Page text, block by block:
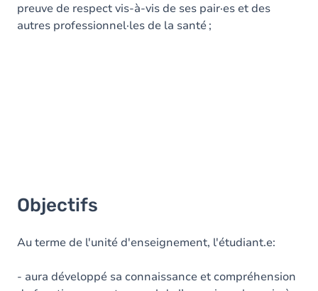
preuve de respect vis-à-vis de ses pair·es et des
autres professionnel·les de la santé ;
Objectifs
Au terme de l'unité d'enseignement, l'étudiant.e:
- aura développé sa connaissance et compréhension